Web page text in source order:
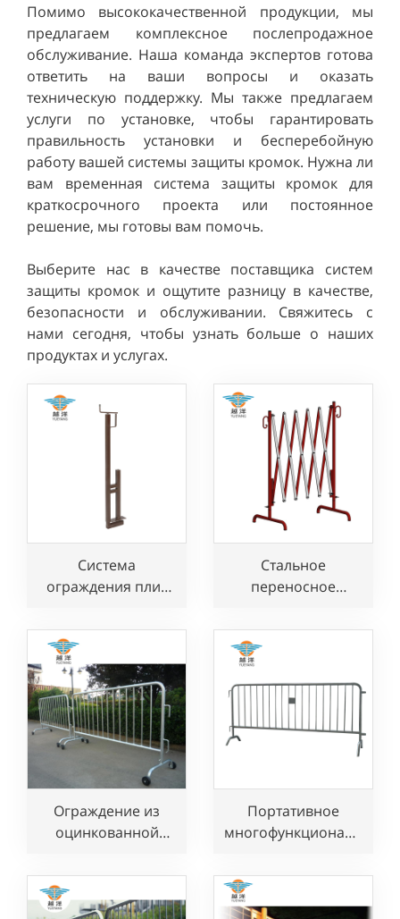
Помимо высококачественной продукции, мы
предлагаем комплексное послепродажное
обслуживание. Наша команда экспертов готова
ответить на ваши вопросы и оказать
техническую поддержку. Мы также предлагаем
услуги по установке, чтобы гарантировать
правильность установки и бесперебойную
работу вашей системы защиты кромок. Нужна ли
вам временная система защиты кромок для
краткосрочного проекта или постоянное
решение, мы готовы вам помочь.
Выберите нас в качестве поставщика систем
защиты кромок и ощутите разницу в качестве,
безопасности и обслуживании. Свяжитесь с
нами сегодня, чтобы узнать больше о наших
продуктах и услугах.
Система
ограждения плит
с зажимом для
предохранительных
поручней
Стальное
переносное
ограждение для
контроля толпы и
обеспечения
безопасности
дорожного
движения
Ограждение из
оцинкованной
движения
транспорта на
Портативное
многофункциональное
ограждение для
контроля толпы